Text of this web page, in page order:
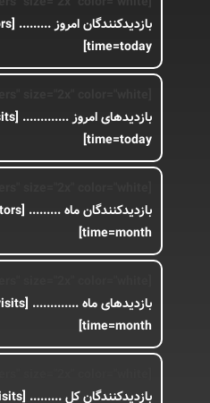
بازدیدکنندگان امروز .........
time=today]
بازدیدهای امروز .............
time=today]
بازدیدکنندگان ماه .........
time=month]
بازدیدهای ماه .............
time=month]
بازدیدکنندگان کل .........